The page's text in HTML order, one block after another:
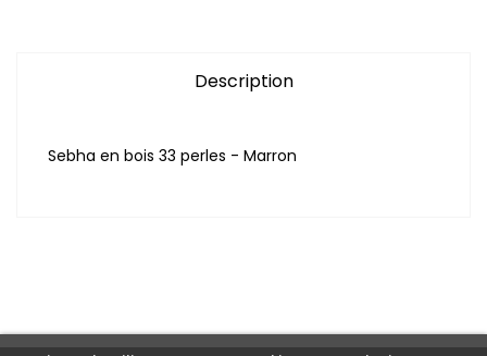
Description
Sebha en bois 33 perles - Marron